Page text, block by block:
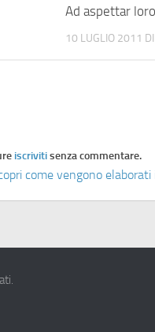
Ad aspettar loro
10 LUGLIO 2011
iscrivitisenza commentare.
come vengono